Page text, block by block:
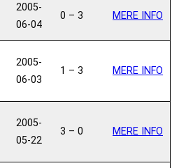
2005-
06-04
0 – 3 MERE INFO
2005-
06-03
1 – 3 MERE INFO
2005-
05-22
3 – 0 MERE INFO